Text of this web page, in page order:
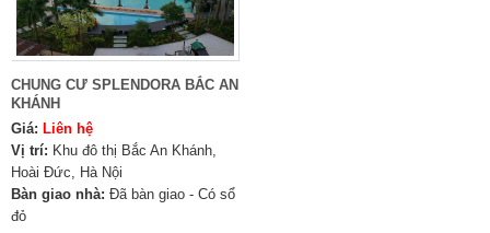
CHUNG CƯ SPLENDORA BẮC AN
KHÁNH
Giá: Liên hệ
Vị trí: Khu đô thị Bắc An Khánh,
Hoài Đức, Hà Nội
Bàn giao nhà: Đã bàn giao - Có sổ
đỏ